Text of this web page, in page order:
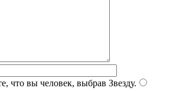
что вы человек, выбрав Звезду.